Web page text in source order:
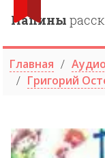
Папины
Главная
Григорий